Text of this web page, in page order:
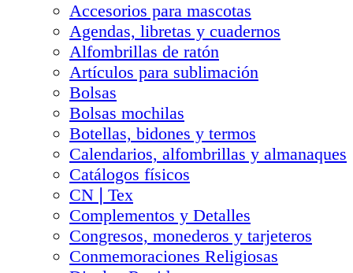
Accesorios para mascotas
Agendas, libretas y cuadernos
Alfombrillas de ratón
Artículos para sublimación
Bolsas
Bolsas mochilas
Botellas, bidones y termos
Calendarios, alfombrillas y almanaques
Catálogos físicos
CN❘Tex
Complementos y Detalles
Congresos, monederos y tarjeteros
Conmemoraciones Religiosas